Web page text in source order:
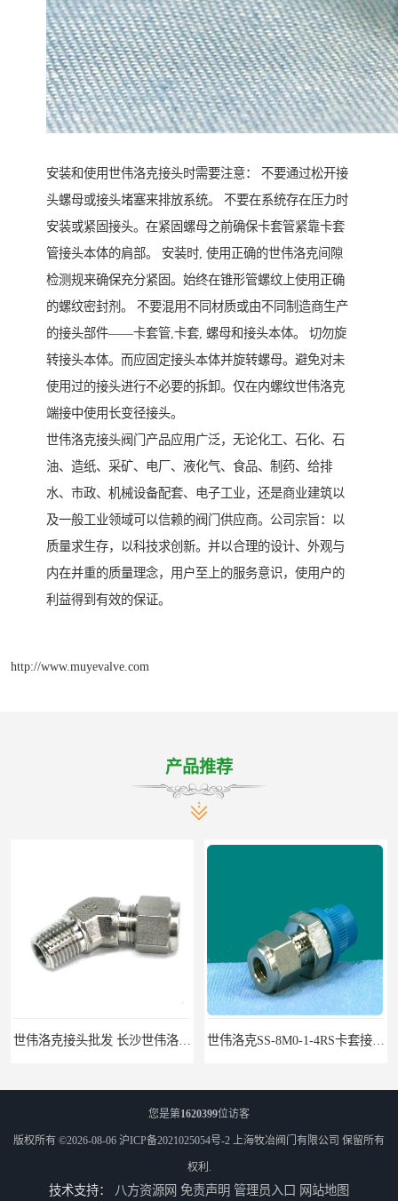
安装和使用世伟洛克接头时需要注意： 不要通过松开接
头螺母或接头堵塞来排放系统。 不要在系统存在压力时
安装或紧固接头。在紧固螺母之前确保卡套管紧靠卡套
管接头本体的肩部。 安装时, 使用正确的世伟洛克间隙
检测规来确保充分紧固。始终在锥形管螺纹上使用正确
的螺纹密封剂。 不要混用不同材质或由不同制造商生产
的接头部件——卡套管,卡套, 螺母和接头本体。 切勿旋
转接头本体。而应固定接头本体并旋转螺母。避免对未
使用过的接头进行不必要的拆卸。仅在内螺纹世伟洛克
端接中使用长变径接头。
世伟洛克接头阀门产品应用广泛，无论化工、石化、石
油、造纸、采矿、电厂、液化气、食品、制药、给排
水、市政、机械设备配套、电子工业，还是商业建筑以
及一般工业领域可以信赖的阀门供应商。公司宗旨：以
质量求生存，以科技求创新。并以合理的设计、外观与
内在并重的质量理念，用户至上的服务意识，使用户的
利益得到有效的保证。
http://www.muyevalve.com
产品推荐
世伟洛克SS-10M0-1-8卡套接头部分现货
您是第1620399位访客
版权所有 ©2026-08-06 沪ICP备2021025054号-2 上海牧冶阀门有限公司 保留所有
权利.
技术支持： 八方资源网 免责声明 管理员入口 网站地图